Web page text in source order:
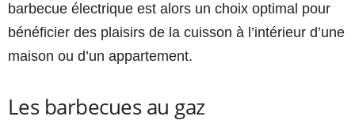
barbecue électrique est alors un choix optimal pour
bénéficier des plaisirs de la cuisson à l’intérieur d’une
maison ou d’un appartement.
Les barbecues au gaz